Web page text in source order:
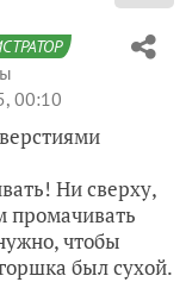
00:10
Ни сверху,
промачивать
чтобы
был сухой.